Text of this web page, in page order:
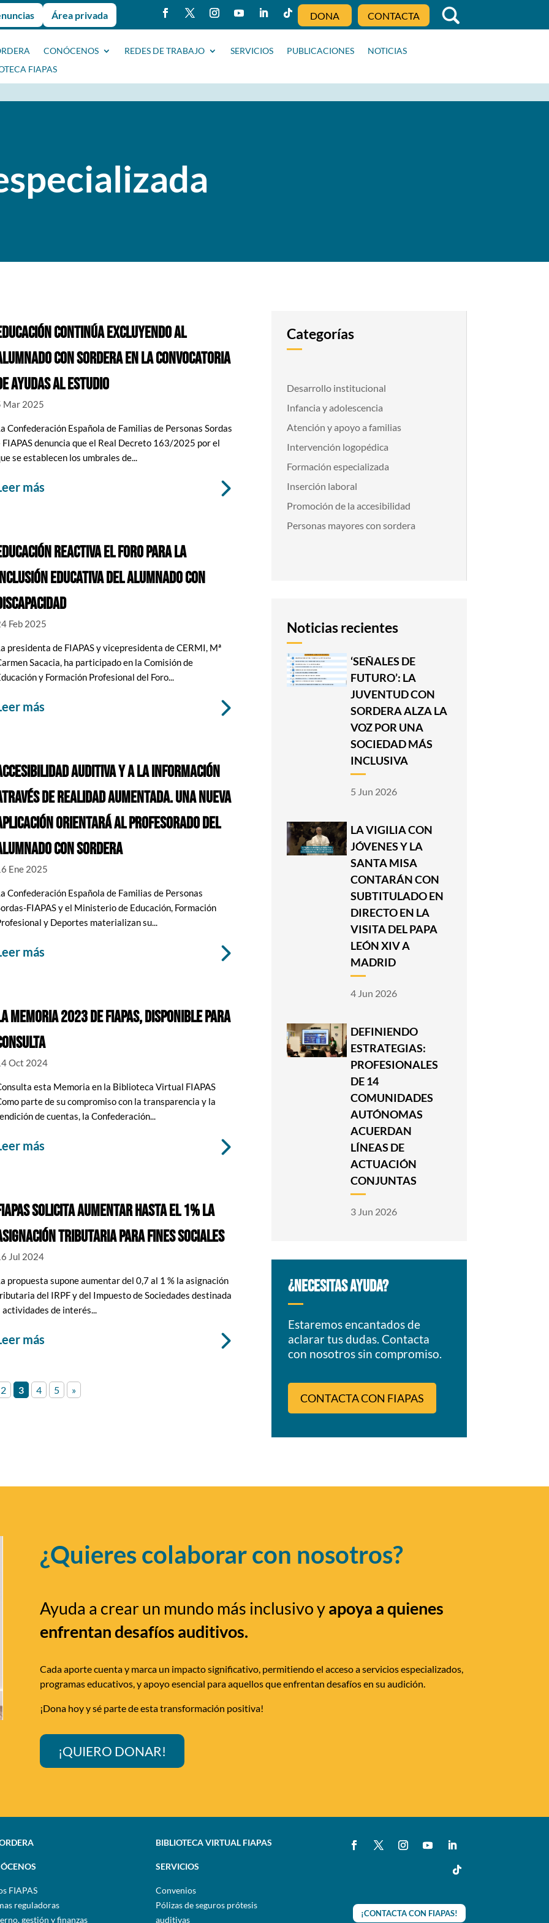
Área privada DONA CONTACTA
CONÓCENOS REDES DE TRABAJO SERVICIOS PUBLICACIONES
NOTICIAS
FIAPAS
CONTINÚA EXCLUYENDO AL
CON SORDERA EN LA CONVOCATORIA
AYUDAS AL ESTUDIO
Mar 2025
Confederación Española de Familias de Personas Sordas
FIAPAS denuncia que el Real Decreto 163/2025 por el
se establecen los umbrales de...
leer más
REACTIVA EL FORO PARA LA
EDUCATIVA DEL ALUMNADO CON
Feb 2025
presidenta de FIAPAS y vicepresidenta de CERMI, Mª
Sacacia, ha participado en la Comisión de
y Formación Profesional del Foro...
leer más
AUDITIVA Y A LA INFORMACIÓN
DE REALIDAD AUMENTADA. UNA NUEVA
ORIENTARÁ AL PROFESORADO DEL
CON SORDERA
Ene 2025
Confederación Española de Familias de Personas
FIAPAS y el Ministerio de Educación, Formación
y Deportes materializan su...
leer más
MEMORIA 2023 DE FIAPAS, DISPONIBLE PARA
Oct 2024
esta Memoria en la Biblioteca Virtual FIAPAS
parte de su compromiso con la transparencia y la
de cuentas, la Confederación...
leer más
SOLICITA AUMENTAR HASTA EL 1% LA
TRIBUTARIA PARA FINES SOCIALES
Jul 2024
propuesta supone aumentar del 0,7 al 1 % la asignación
del IRPF y del Impuesto de Sociedades destinada
actividades de interés...
leer más
2 3 4 5 »
Categorías
Desarrollo institucional
Infancia y adolescencia
Atención y apoyo a familias
Intervención logopédica
Formación especializada
Inserción laboral
Promoción de la accesibilidad
Personas mayores con sordera
‘SEÑALES DE
FUTURO’: LA
JUVENTUD CON
SORDERA ALZA LA
VOZ POR UNA
SOCIEDAD MÁS
INCLUSIVA
5 Jun 2026
LA VIGILIA CON
JÓVENES Y LA
SANTA MISA
CONTARÁN CON
SUBTITULADO EN
DIRECTO EN LA
VISITA DEL PAPA
LEÓN XIV A
MADRID
4 Jun 2026
DEFINIENDO
ESTRATEGIAS:
PROFESIONALES
DE 14
COMUNIDADES
AUTÓNOMAS
ACUERDAN
LÍNEAS DE
ACTUACIÓN
CONJUNTAS
3 Jun 2026
Noticias recientes
¿NECESITAS AYUDA?
Estaremos encantados de
aclarar tus dudas. Contacta
con nosotros sin compromiso.
CONTACTA CON FIAPAS
¿Quieres colaborar con nosotros?
Ayuda a crear un mundo más inclusivo yapoya a quienes
enfrentan desafíos auditivos.
Cada aporte cuenta y marca un impacto significativo, permitiendo el acceso a servicios especializados,
programas educativos, y apoyo esencial para aquellos que enfrentan desafíos en su audición.
¡Dona hoy y sé parte de esta transformación positiva!
¡QUIERO DONAR!
FIAPAS
reguladoras
gestión y finanzas
BIBLIOTECA VIRTUAL FIAPAS
SERVICIOS
Convenios
Pólizas de seguros prótesis
auditivas
¡CONTACTA CON FIAPAS!